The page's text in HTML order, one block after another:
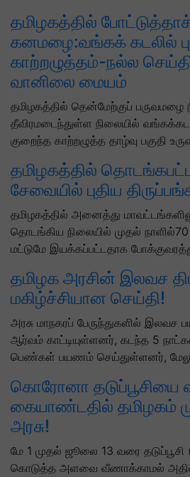
தமிழகத்தில்
கனமழை:வங்கக் கடலில்
காற்றழுத்தம்-நல்ல
வானிலை மையம்
தமிழகத்தில் தென்மேற்குப் பருவமழை
தீவிரமடைந்துள்ள நிலையில்
குறைந்த காற்றழுத்த தாழ்வு பகுதி
தமிழகத்தில் தொடங்கபட்ட
சேவையில் புதிய
தமிழகத்தில் அனைத்து
தொடங்கிய நிலையில் முதல்
மட்டுமே இயக்கப்பட்டதாக
தமிழக அரசின் இலவச
மகிழ்ச்சியான செய்தி!
அரசு மாநகரப் பேருந்துகளில்
ஆர்வம் காட்டியுள்ளனர், கடந்த 5
பெண்கள் பயணம் செய்துள்ளனர்,
கொரோனா தடுப்பூசியை
கையாண்டதில் தமிழகம்
அரசு!
மே 1 முதல் ஜூலை 13 வரை
கொடுத்த அளவை வீணாக்காமல்